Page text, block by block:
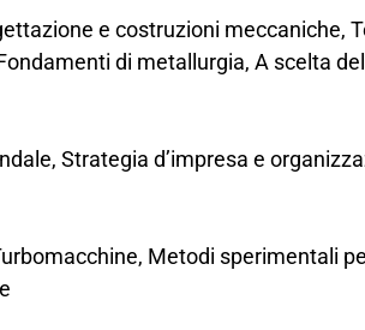
e costruzioni meccaniche,
di metallurgia, A scelta
Strategia d’impresa e
Metodi sperimentali